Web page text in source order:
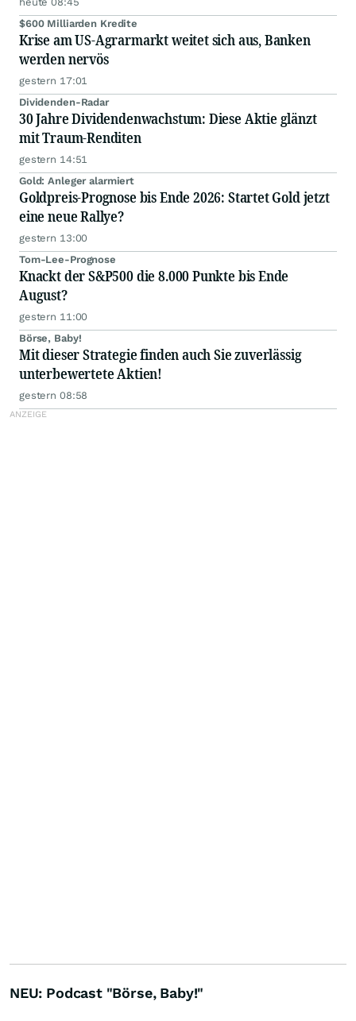
$600 Milliarden Kredite
Krise am US-Agrarmarkt weitet sich aus, Banken
werden nervös
gestern 17:01
Dividenden-Radar
30 Jahre Dividendenwachstum: Diese Aktie glänzt
mit Traum-Renditen
gestern 14:51
Gold: Anleger alarmiert
Goldpreis-Prognose bis Ende 2026: Startet Gold jetzt
eine neue Rallye?
gestern 13:00
Tom-Lee-Prognose
Knackt der S&P500 die 8.000 Punkte bis Ende
August?
gestern 11:00
Börse, Baby!
Mit dieser Strategie finden auch Sie zuverlässig
unterbewertete Aktien!
gestern 08:58
NEU: Podcast "Börse, Baby!"